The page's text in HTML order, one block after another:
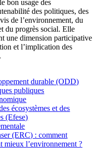
bon usage des
des politiques, des
de l’environnement, du
du progrès social. Elle
une dimension participative
et l’implication des
durable (ODD)
publiques
écosystèmes et des
(Efese)
(ERC) : comment
mieux l’environnement ?